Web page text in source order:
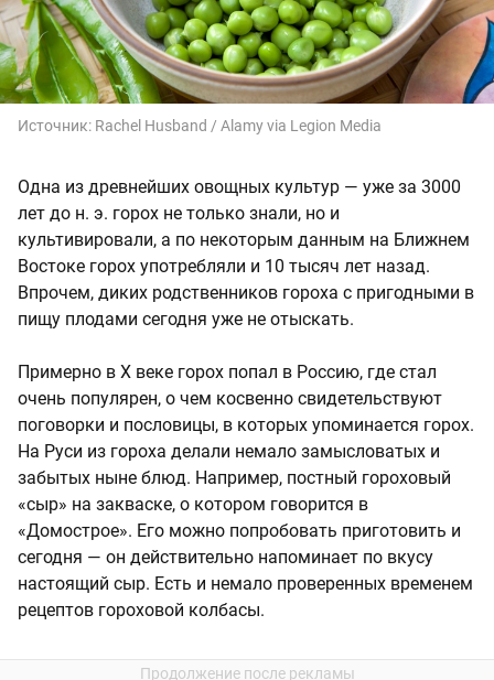
Источник: Rachel Husband / Alamy via Legion Media
Одна из древнейших овощных культур — уже за 3000
лет до н. э. горох не только знали, но и
культивировали, а по некоторым данным на Ближнем
Востоке горох употребляли и 10 тысяч лет назад.
Впрочем, диких родственников гороха с пригодными в
пищу плодами сегодня уже не отыскать.
Примерно в X веке горох попал в Россию, где стал
очень популярен, о чем косвенно свидетельствуют
поговорки и пословицы, в которых упоминается горох.
На Руси из гороха делали немало замысловатых и
забытых ныне блюд. Например, постный гороховый
«сыр» на закваске, о котором говорится в
«Домострое». Его можно попробовать приготовить и
сегодня — он действительно напоминает по вкусу
настоящий сыр. Есть и немало проверенных временем
рецептов гороховой колбасы.